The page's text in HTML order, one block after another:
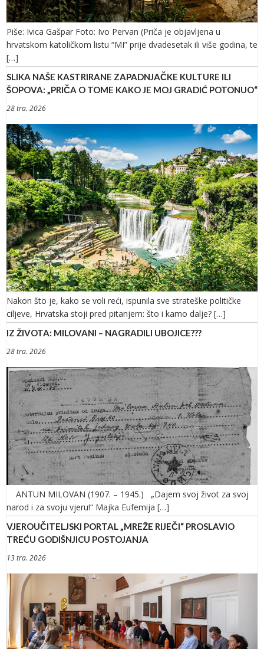
Piše: Ivica Gašpar Foto: Ivo Pervan (Priča je objavljena u
hrvatskom katoličkom listu “MI” prije dvadesetak ili više godina, te
[…]
SLIKA NAŠE KASTRIRANE ZAPADNJAČKE KULTURE ILI
ŠOPOVA: „PRIČA O TOME KAKO JE MOJ GRADIĆ POTONUO“
28 tra. 2026
Nakon što je, kako se voli reći, ispunila sve strateške političke
ciljeve, Hrvatska stoji pred pitanjem: što i kamo dalje? […]
IZ ŽIVOTA: MILOVANI – NAGRADILI UBOJICE???
28 tra. 2026
ANTUN MILOVAN (1907. – 1945.) „Dajem svoj život za svoj
narod i za svoju vjeru!“ Majka Eufemija […]
VJEROUČITELJSKI PORTAL „MREŽE RIJEČI“ PROSLAVIO
TREĆU GODIŠNJICU POSTOJANJA
13 tra. 2026